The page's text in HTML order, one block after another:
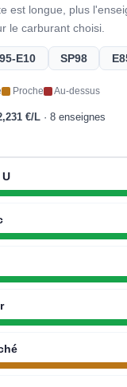
est longue, plus
le carburant choisi.
E10 SP98
Proche Au-dessus
€/L · 8 enseignes